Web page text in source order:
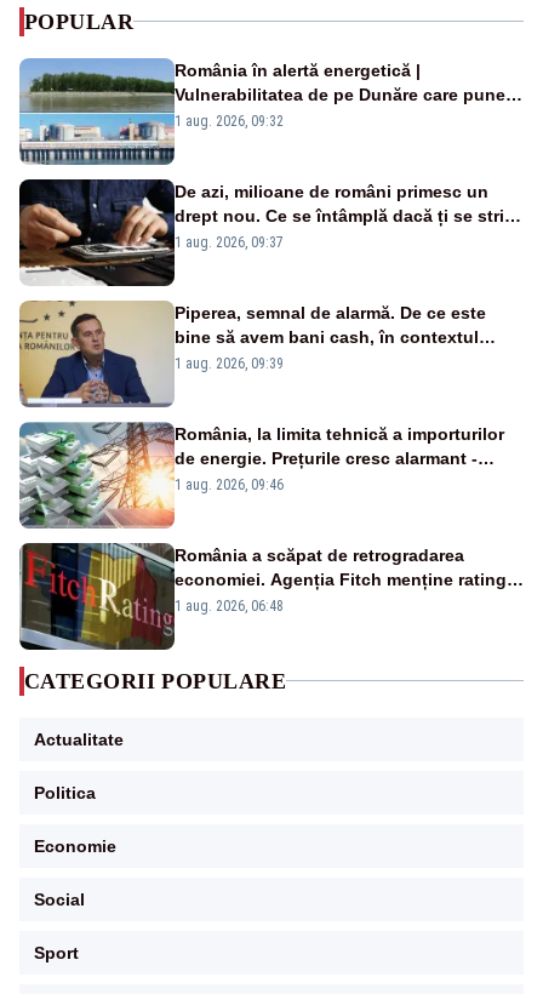
POPULAR
România în alertă energetică |
Vulnerabilitatea de pe Dunăre care pune
în pericol Centrala Cernavodă era
1 aug. 2026, 09:32
De azi, milioane de români primesc un
drept nou. Ce se întâmplă dacă ți se strică
un produs
1 aug. 2026, 09:37
Piperea, semnal de alarmă. De ce este
bine să avem bani cash, în contextul
alertei energetice?
1 aug. 2026, 09:39
România, la limita tehnică a importurilor
de energie. Prețurile cresc alarmant -
Analiză Realitatea Plus
1 aug. 2026, 09:46
România a scăpat de retrogradarea
economiei. Agenția Fitch menține ratingul
„BBB-” cu perspectivă negativă
1 aug. 2026, 06:48
CATEGORII POPULARE
Actualitate
Politica
Economie
Social
Sport